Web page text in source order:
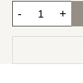
- +